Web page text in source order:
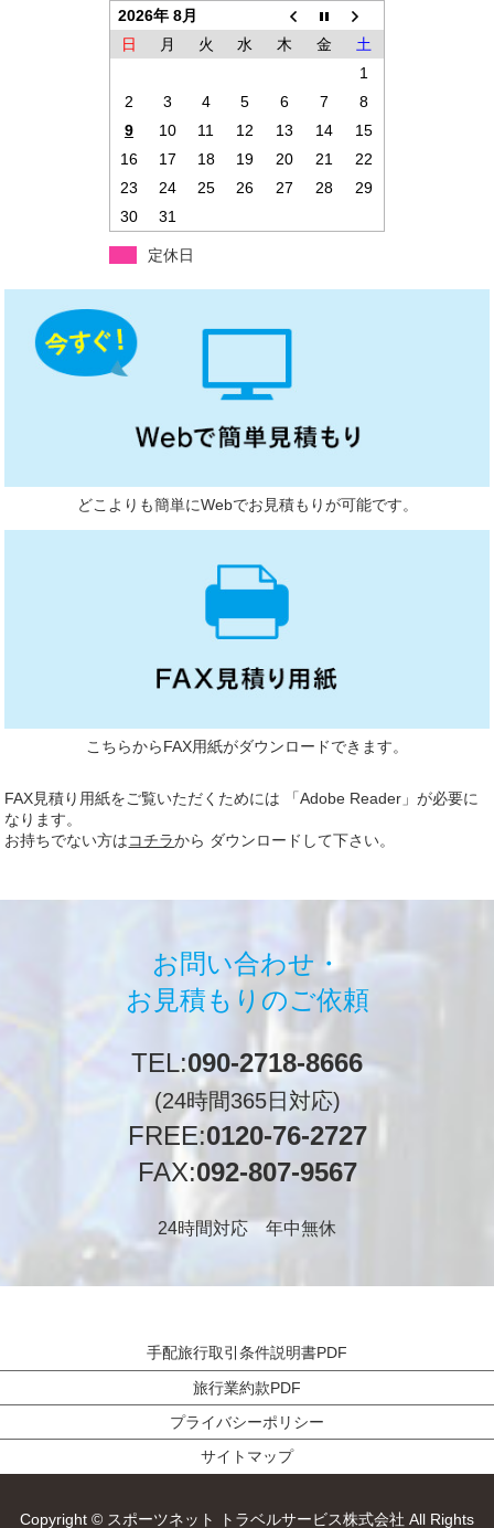
2026年 8月
日
月 火 水 木 金
土
1
2
3 4 5 6 7
8
9
10 11 12 13 14
15
16
17 18 19 20 21
22
23
24 25 26 27 28
29
30
31
定休日
どこよりも簡単にWebでお見積もりが可能です。
こちらからFAX用紙がダウンロードできます。
FAX見積り用紙をご覧いただくためには 「Adobe Reader」が必要に
なります。
お持ちでない方はコチラから ダウンロードして下さい。
お問い合わせ・
お見積もりのご依頼
TEL:090-2718-8666
(24時間365日対応)
FREE:0120-76-2727
FAX:092-807-9567
24時間対応 年中無休
手配旅行取引条件説明書PDF
旅行業約款PDF
プライバシーポリシー
サイトマップ
Copyright © スポーツネット トラベルサービス株式会社 All Rights